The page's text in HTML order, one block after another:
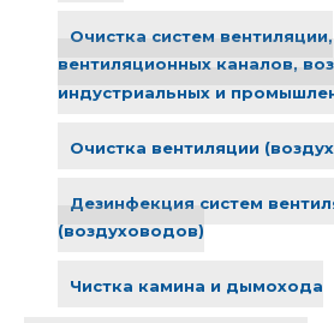
Очистка систем вентиляции,
вентиляционных каналов,
индустриальных и
Очистка вентиляции
Дезинфекция систем
(воздуховодов)
Чистка камина и дымохода